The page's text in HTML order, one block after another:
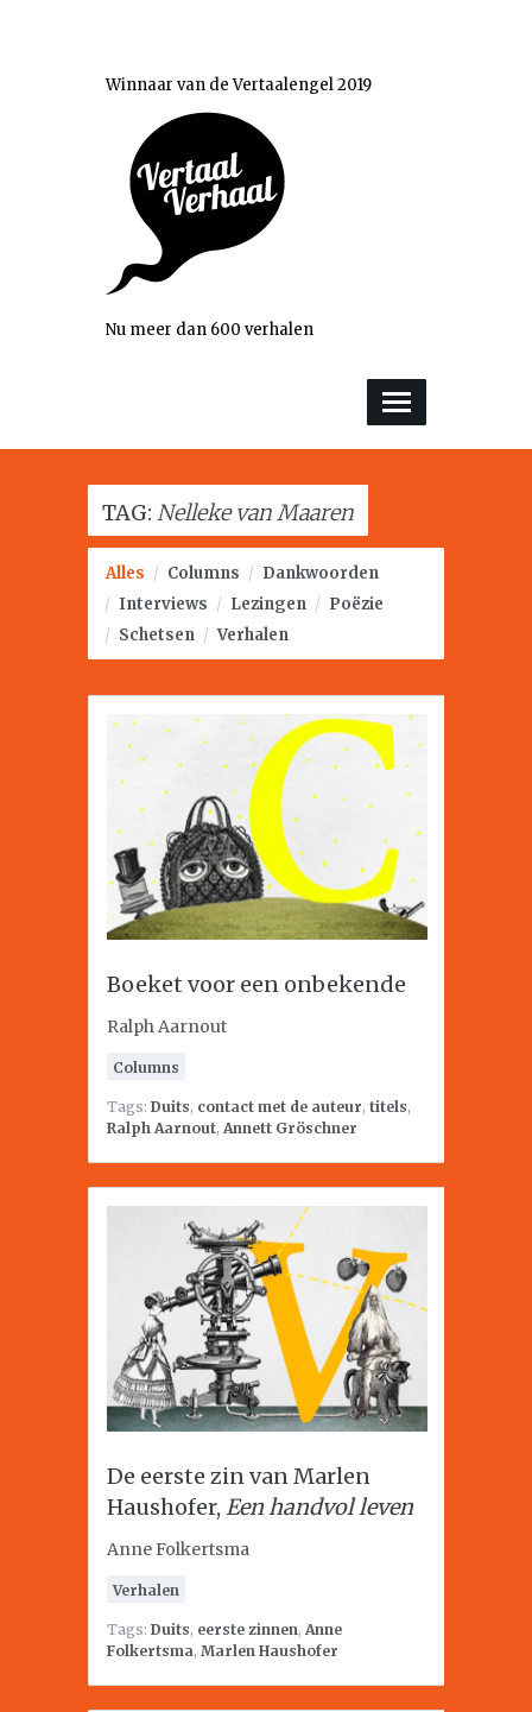
Winnaar van de Vertaalengel 2019
Nu meer dan 600 verhalen
TAG: Nelleke van Maaren
Alles / Columns / Dankwoorden
/ Interviews / Lezingen / Poëzie
/ Schetsen / Verhalen
Boeket voor een onbekende
Ralph Aarnout
Columns
Tags: Duits, contact met de auteur, titels,
Ralph Aarnout, Annett Gröschner
De eerste zin van Marlen
Haushofer, Een handvol leven
Anne Folkertsma
Verhalen
Tags: Duits, eerste zinnen, Anne
Folkertsma, Marlen Haushofer